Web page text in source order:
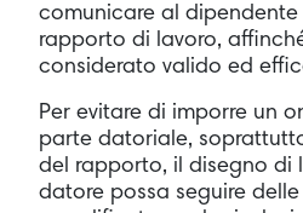
comunicare al dipendente
rapporto di lavoro,
considerato valido ed
Per evitare di imporre un
parte datoriale,
del rapporto, il disegno di
datore possa seguire